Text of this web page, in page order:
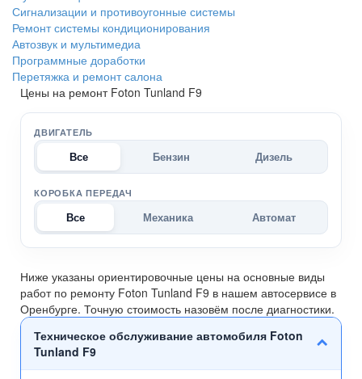
Сигнализации и противоугонные системы
Ремонт системы кондиционирования
Автозвук и мультимедиа
Программные доработки
Перетяжка и ремонт салона
Цены на ремонт Foton Tunland F9
ДВИГАТЕЛЬ
Все Бензин Дизель
КОРОБКА ПЕРЕДАЧ
Все Механика Автомат
Ниже указаны ориентировочные цены на основные виды
работ по ремонту Foton Tunland F9 в нашем автосервисе в
Оренбурге. Точную стоимость назовём после диагностики.
Техническое обслуживание автомобиля Foton
Tunland F9